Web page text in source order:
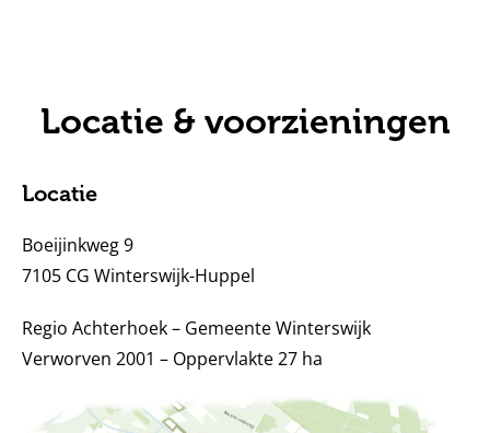
Locatie & voorzieningen
Locatie
Boeijinkweg 9
7105 CG Winterswijk-Huppel
Regio Achterhoek – Gemeente Winterswijk
Verworven 2001 – Oppervlakte 27 ha